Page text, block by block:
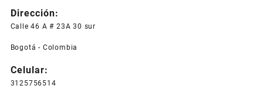
Dirección:
Calle 46 A # 23A 30 sur
Bogotá - Colombia
Celular:
3125756514